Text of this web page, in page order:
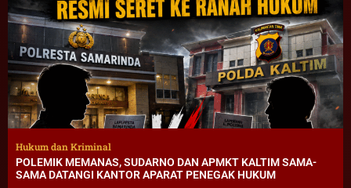
Hukum dan Kriminal
POLEMIK MEMANAS, SUDARNO DAN APMKT KALTIM SAMA-
SAMA DATANGI KANTOR APARAT PENEGAK HUKUM